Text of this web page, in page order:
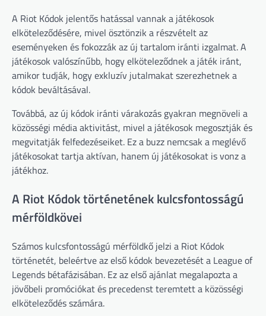
A Riot Kódok jelentős hatással vannak a játékosok
elköteleződésére, mivel ösztönzik a részvételt az
eseményeken és fokozzák az új tartalom iránti izgalmat. A
játékosok valószínűbb, hogy elköteleződnek a játék iránt,
amikor tudják, hogy exkluzív jutalmakat szerezhetnek a
kódok beváltásával.
Továbbá, az új kódok iránti várakozás gyakran megnöveli a
közösségi média aktivitást, mivel a játékosok megosztják és
megvitatják felfedezéseiket. Ez a buzz nemcsak a meglévő
játékosokat tartja aktívan, hanem új játékosokat is vonz a
játékhoz.
A Riot Kódok történetének kulcsfontosságú
mérföldkövei
Számos kulcsfontosságú mérföldkő jelzi a Riot Kódok
történetét, beleértve az első kódok bevezetését a League of
Legends bétafázisában. Ez az első ajánlat megalapozta a
jövőbeli promóciókat és precedenst teremtett a közösségi
elköteleződés számára.